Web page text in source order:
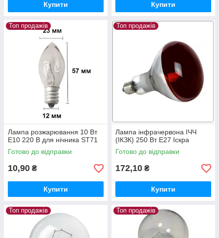
Купити Купити
Топ продажів
Лампа розжарювання 10 Вт
E10 220 В для нічника ST71
Готово до відправки
10,90 ₴
Купити
Топ продажів
Лампа інфрачервона ІЧЧ
(ІКЗК) 250 Вт Е27 Іскра
Готово до відправки
172,10 ₴
Купити
Топ продажів Топ продажів